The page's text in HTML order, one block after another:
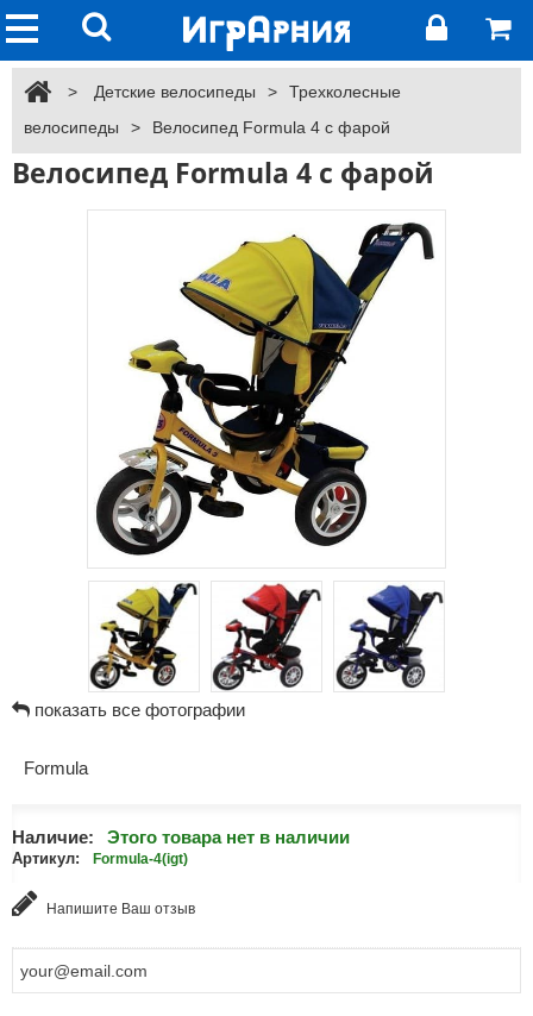
> Детские велосипеды >
Трехколесные
велосипеды
> Велосипед Formula 4 с фарой
Велосипед Formula 4 с фарой
показать все фотографии
Formula
Наличие: Этого товара нет в наличии
Артикул: Formula-4(igt)
Напишите Ваш отзыв